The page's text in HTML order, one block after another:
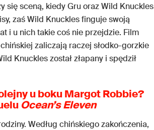
się sceną, kiedy Gru oraz Wild Knuckles
zaś Wild Knuckles finguje swoją
i u nich takie coś nie przejdzie. Film
zaliczają raczej słodko-gorzkie
Knuckles został złapany i spędził
u boku Margot Robbie?
Ocean’s Eleven
Według chińskiego zakończenia,